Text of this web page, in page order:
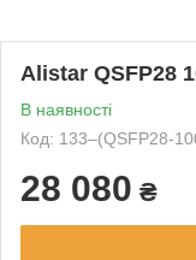
Alistar QSFP28
В наявності
Код: 133‒(QSFP28-
28 080 ₴